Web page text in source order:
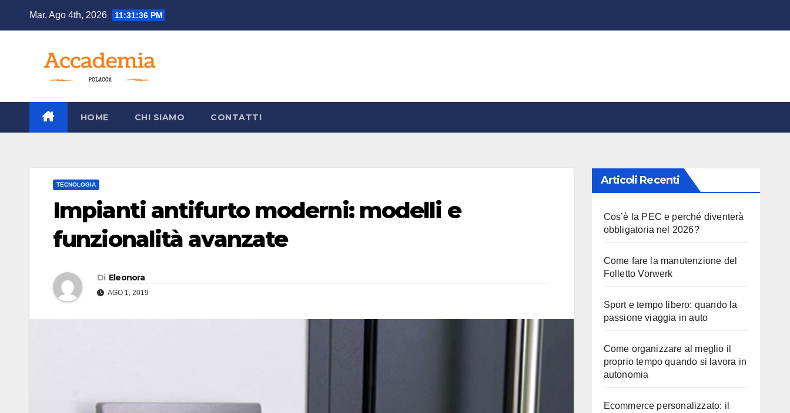
Mar. Ago 4th, 2026 11:31:37 PM
HOME CHI SIAMO CONTATTI
TECNOLOGIA
Impianti antifurto moderni: modelli e
funzionalità avanzate
Di Eleonora
AGO 1, 2019
Articoli Recenti
Cos’è la PEC e perché diventerà
obbligatoria nel 2026?
Come fare la manutenzione del
Folletto Vorwerk
Sport e tempo libero: quando la
passione viaggia in auto
Come organizzare al meglio il
proprio tempo quando si lavora in
autonomia
Ecommerce personalizzato: il